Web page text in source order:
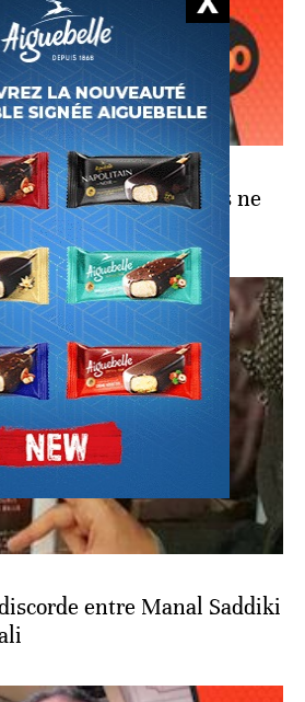
Ouali: "Stop. Mes filles ne
âge"
entre Manal Saddiki